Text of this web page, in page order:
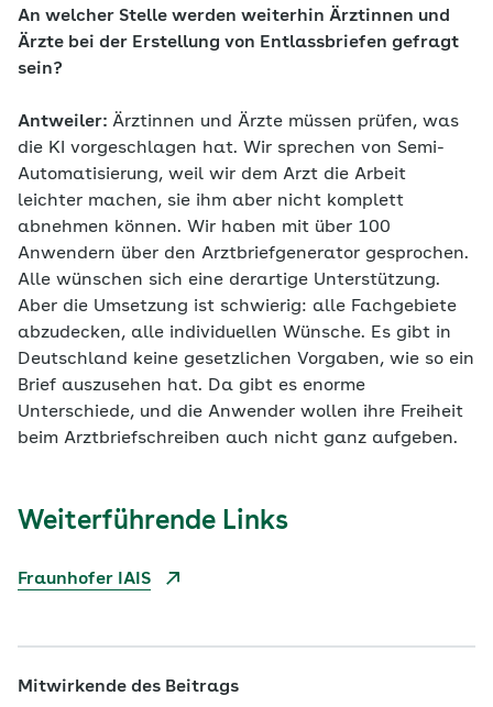
An welcher Stelle werden weiterhin Ärztinnen und
Ärzte bei der Erstellung von Entlassbriefen gefragt
sein?
Antweiler: Ärztinnen und Ärzte müssen prüfen, was
die KI vorgeschlagen hat. Wir sprechen von Semi-
Automatisierung, weil wir dem Arzt die Arbeit
leichter machen, sie ihm aber nicht komplett
abnehmen können. Wir haben mit über 100
Anwendern über den Arztbriefgenerator gesprochen.
Alle wünschen sich eine derartige Unterstützung.
Aber die Umsetzung ist schwierig: alle Fachgebiete
abzudecken, alle individuellen Wünsche. Es gibt in
Deutschland keine gesetzlichen Vorgaben, wie so ein
Brief auszusehen hat. Da gibt es enorme
Unterschiede, und die Anwender wollen ihre Freiheit
beim Arztbriefschreiben auch nicht ganz aufgeben.
Weiterführende Links
Fraunhofer IAIS
Mitwirkende des Beitrags